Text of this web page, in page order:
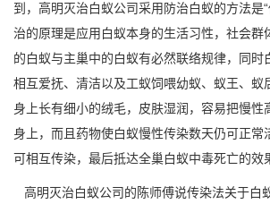
到，高明灭治白蚁公司采用 防治白蚁的方法是
治的原理是应用白蚁本身的生活习性，社会群
的白蚁与主巢中的白蚁有必然联络规律，同时
相互爱抚、清洁以及工蚁饲喂幼蚁、蚁王、蚁
身上长有细小的绒毛，皮肤湿润，容易把慢性
身上，而且药物使白蚁慢性传染数天仍可正常
可相互传染，最后抵达全巢白蚁中毒死亡的效
高明灭治白蚁公司的陈师傅说传染法关于白